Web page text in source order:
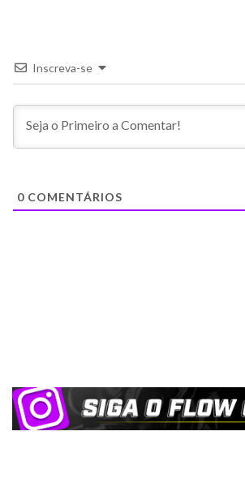
Inscreva-se
0 COMENTÁRIOS